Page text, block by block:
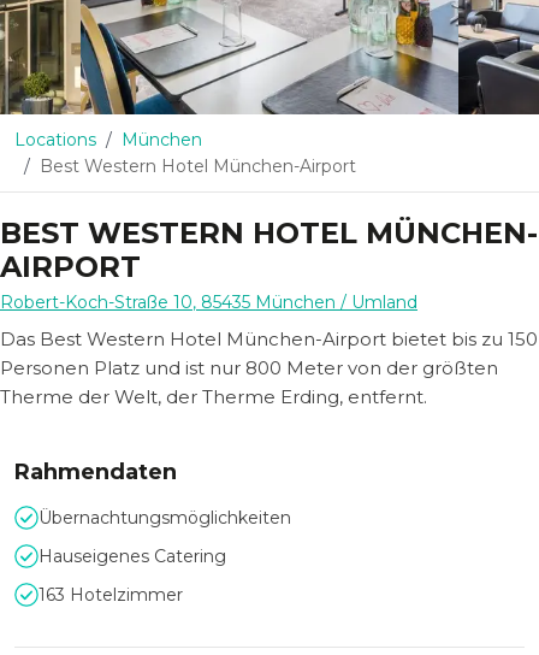
Locations
München
Best Western Hotel München-Airport
BEST WESTERN HOTEL MÜNCHEN-
AIRPORT
Robert-Koch-Straße 10, 85435 München / Umland
Das Best Western Hotel München-Airport bietet bis zu 150
Personen Platz und ist nur 800 Meter von der größten
Therme der Welt, der Therme Erding, entfernt.
Rahmendaten
Übernachtungsmöglichkeiten
Hauseigenes Catering
163 Hotelzimmer